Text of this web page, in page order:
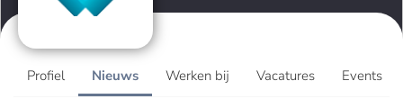
Profiel Nieuws Werken bij Vacatures Events